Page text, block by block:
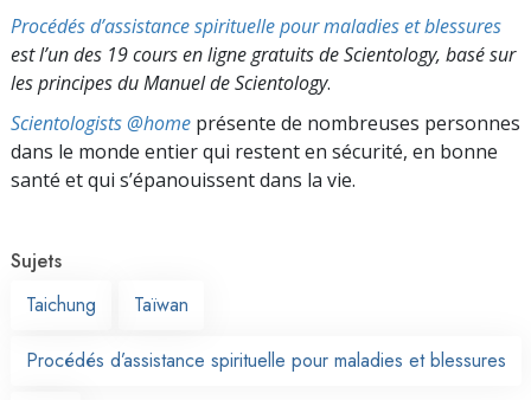
Procédés d’assistance spirituelle pour maladies et blessures
est l’un des 19 cours en ligne gratuits de Scientology, basé sur
les principes du Manuel de Scientology.
Scientologists @home présente de nombreuses personnes
dans le monde entier qui restent en sécurité, en bonne
santé et qui s’épanouissent dans la vie.
Sujets
Taichung
Taïwan
Procédés d’assistance spirituelle pour maladies et blessures